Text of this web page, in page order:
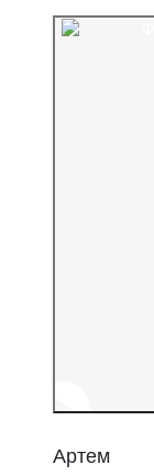
Артем